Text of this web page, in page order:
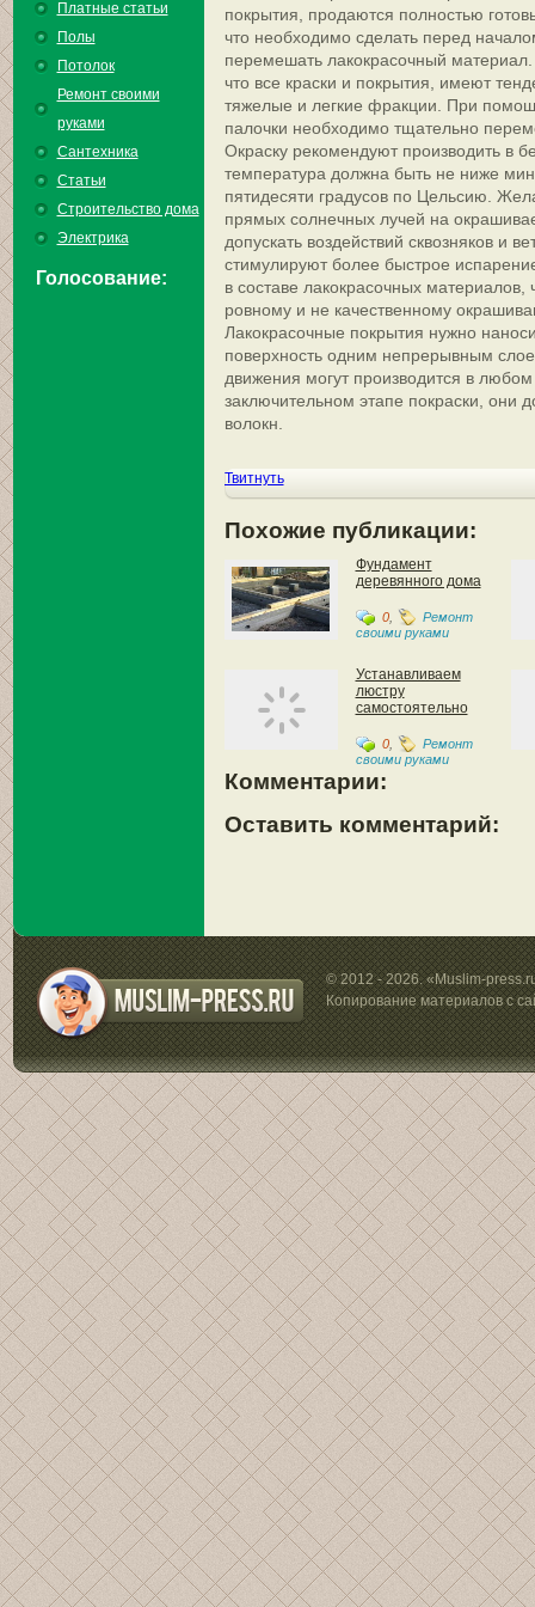
Платные статьи
Полы
Потолок
Ремонт своими
руками
Сантехника
Статьи
Строительство дома
Электрика
Голосование:
покрытия, продаются полностью
что необходимо сделать перед
перемешать лакокрасочный
что все краски и покрытия, имеют
тяжелые и легкие фракции. При
палочки необходимо тщательно
Окраску рекомендуют производить в
температура должна быть не ниже
пятидесяти градусов по Цельсию.
прямых солнечных лучей на
допускать воздействий сквозняков и
стимулируют более быстрое
в составе лакокрасочных
ровному и не качественному
Лакокрасочные покрытия нужно
поверхность одним непрерывным
движения могут производится в
заключительном этапе покраски, они
волокн.
Твитнуть
Похожие публикации:
Фундамент
деревянного дома
0,
Ремонт
своими руками
Устанавливаем
люстру
самостоятельно
0,
Ремонт
своими руками
Комментарии:
Оставить комментарий:
© 2012 - 2026. «Muslim-
Копирование материалов с